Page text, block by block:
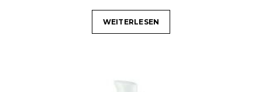
WEITERLESEN